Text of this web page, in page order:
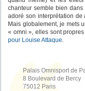
chanteur semble bien dans
adoré son interprétation de
Mais globalement, je mets
« omni », elles sont
pour Louise Attaque.
Palais Omnisport de
8 Boulevard de Bercy
75012 Paris